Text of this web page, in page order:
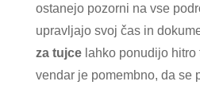
ostanejo pozorni na vse
upravljajo svoj čas in
za tujcelahko ponudijo hitro
vendar je pomembno, da se